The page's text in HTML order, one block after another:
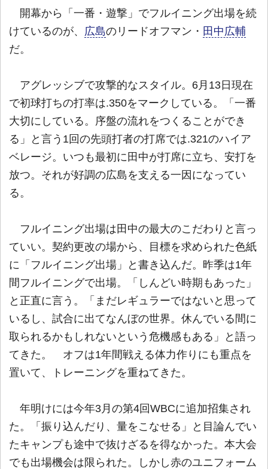
開幕から「一番・遊撃」でフルイニング出場を続
けているのが、 広島のリードオフマン・ 田中広輔
だ。
アグレッシブで攻撃的なスタイル。6月13日現在
で初球打ちの打率は.350をマークしている。「一番
大切にしている。序盤の流れをつくることができ
る」と言う1回の先頭打者の打席では.321のハイア
ベレージ。いつも最初に田中が打席に立ち、安打を
放つ。それが好調の広島を支える一因になってい
る。
フルイニング出場は田中の最大のこだわりと言っ
ていい。契約更改の場から、目標を求められた色紙
に「フルイニング出場」と書き込んだ。昨季は1年
間フルイニングで出場。「しんどい時期もあった」
と正直に言う。「まだレギュラーではないと思って
いるし、試合に出てなんぼの世界。休んでいる間に
取られるかもしれないという危機感もある」と語っ
てきた。 オフは1年間戦える体力作りにも重点を
置いて、トレーニングを重ねてきた。
年明けには今年3月の第4回WBCに追加招集され
た。「振り込んだり、量をこなせる」と目論んでい
たキャンプも途中で抜けざるを得なかった。本大会
でも出場機会は限られた。しかし赤のユニフォーム